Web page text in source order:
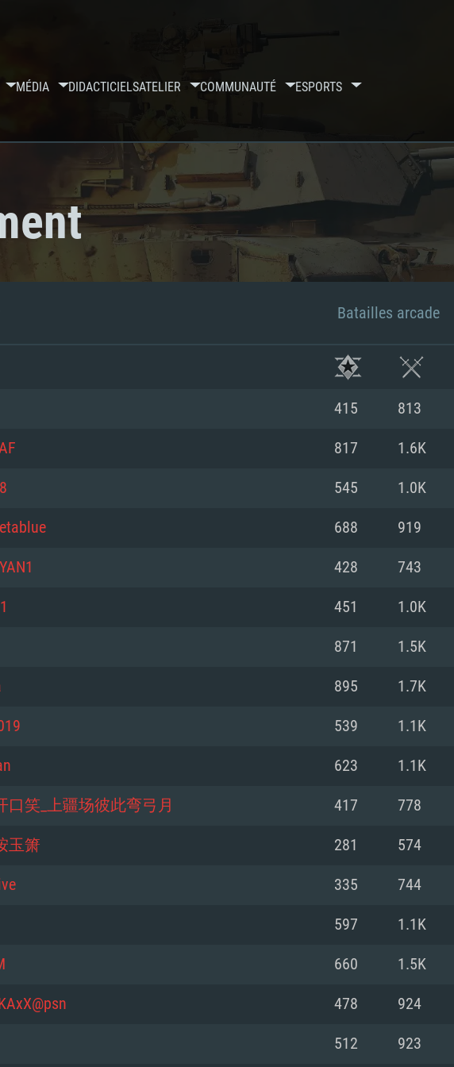
MÉDIA DIDACTICIELSATELIER COMMUNAUTÉ ESPORTS
DirectX 11: AMD
GeForce GTX 660. La
supportée par le jeu est de
Carte
drivers:
570 et plus.
Connection:
Xeon ne sont pas supportés)
Intel Iris Pro 5200 (Mac), ou
La résolution minimale
ne sont pas
Mémoire: 8
Carte
support de
Connection:
2.4 GHz
NVIDIA 660 avec les derniers
6 mois) / de même pour AMD
Carte
drivers
(Radeon
Batailles arcade
415 813
817 1.6K
545 1.0K
688 919
428 743
451 1.0K
871 1.5K
895 1.7K
539 1.1K
623 1.1K
口笑_上疆场彼此弯弓月 417 778
玉箫 281 574
335 744
597 1.1K
660 1.5K
478 924
512 923